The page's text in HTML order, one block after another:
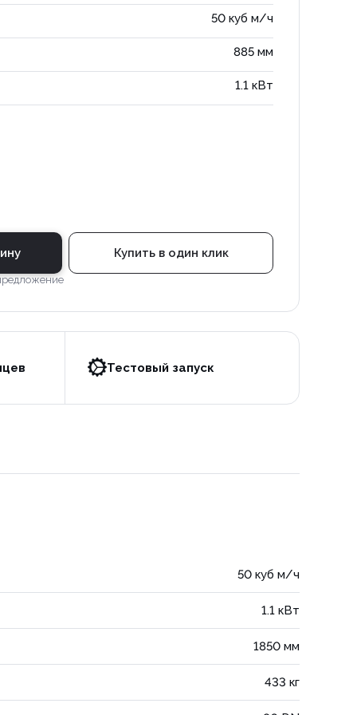
50 куб м/ч
885 мм
1.1 кВт
Купить в один клик
Тестовый запуск
50 куб м/ч
1.1 кВт
1850 мм
433 кг